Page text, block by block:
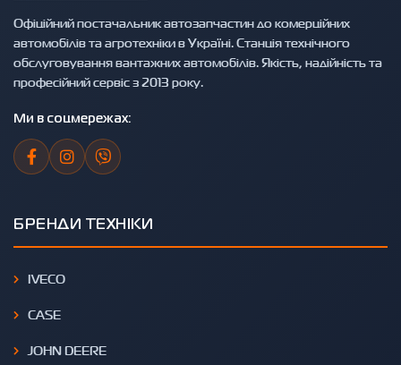
Офіційний постачальник автозапчастин до комерційних
автомобілів та агротехніки в Україні. Станція технічного
обслуговування вантажних автомобілів. Якість, надійність та
професійний сервіс з 2013 року.
Ми в соцмережах:
БРЕНДИ ТЕХНІКИ
IVECO
CASE
JOHN DEERE